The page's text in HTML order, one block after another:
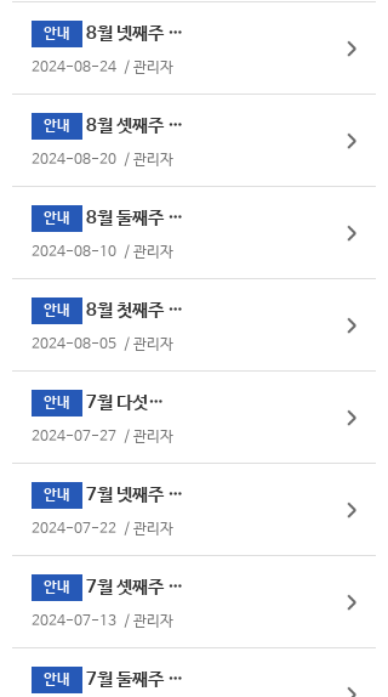
안내 8월 넷째주 식단표
2024-08-24 / 관리자
안내 8월 셋째주 식단표
2024-08-20 / 관리자
안내 8월 둘째주 식단표
2024-08-10 / 관리자
안내 8월 첫째주 식단표
2024-08-05 / 관리자
안내 7월 다섯째주
2024-07-27 / 관리자
안내 7월 넷째주 식단표
2024-07-22 / 관리자
안내 7월 셋째주 식단표
2024-07-13 / 관리자
안내 7월 둘째주 식단표